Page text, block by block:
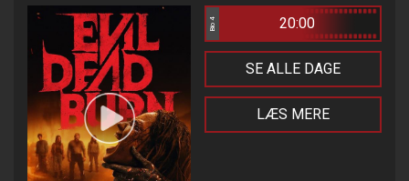
Bio 4 20:00
SE ALLE DAGE
LÆS MERE